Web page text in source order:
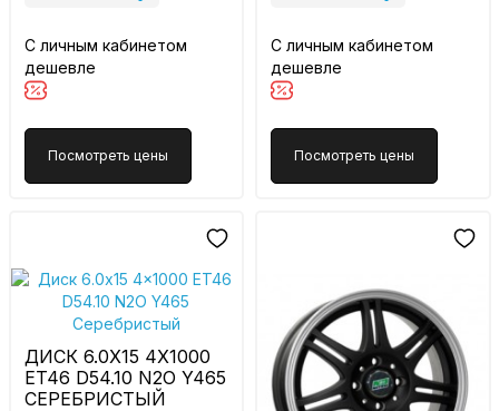
С личным кабинетом
дешевле
Посмотреть цены
С личным кабинетом
дешевле
Посмотреть цены
ДИСК 6.0X15 4X1000
ET46 D54.10 N2O Y465
СЕРЕБРИСТЫЙ